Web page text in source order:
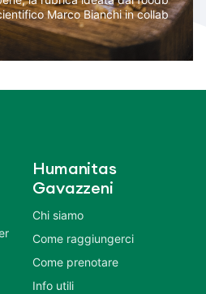
Marco Bianchi in collab
Humanitas
Gavazzeni
Chi siamo
Come raggiungerci
Come prenotare
Info utili